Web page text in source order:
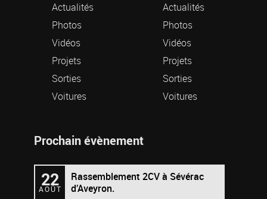
Actualités
Photos
Vidéos
Projets
Sorties
Voitures
Actualités
Photos
Vidéos
Projets
Sorties
Voitures
Prochain évènement
22
AOÛT
Rassemblement 2CV à Sévérac
d’Aveyron.